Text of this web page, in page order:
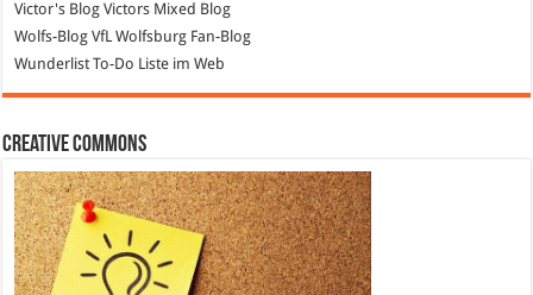
Victor's Blog Victors Mixed Blog
Wolfs-Blog VfL Wolfsburg Fan-Blog
Wunderlist To-Do Liste im Web
Creative Commons